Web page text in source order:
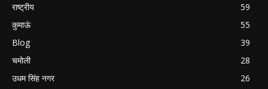
राष्ट्रीय
59
कुमाऊं
55
Blog
39
चमोली
28
उधम सिंह नगर
26